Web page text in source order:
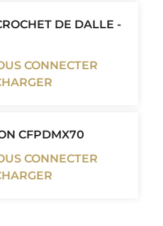
DE DALLE -
CONNECTER
CFPDMX70
CONNECTER